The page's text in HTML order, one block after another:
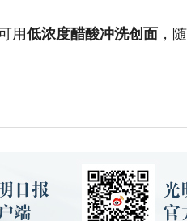
用低浓度醋酸冲洗创面 ，